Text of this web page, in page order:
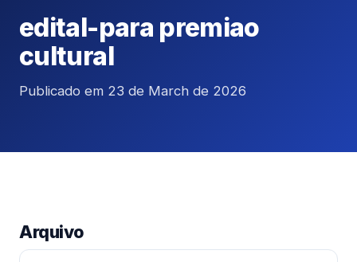
edital-para premiao
cultural
Publicado em 23 de March de 2026
Arquivo